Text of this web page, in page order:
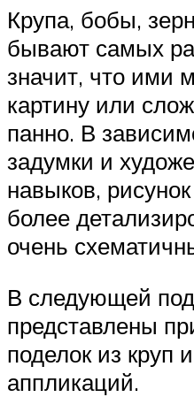
Крупа, бобы,
бывают самых
значит, что ими
картину или
панно. В
задумки и
навыков,
более
очень
В следующей
представлены
поделок из круп
аппликаций.